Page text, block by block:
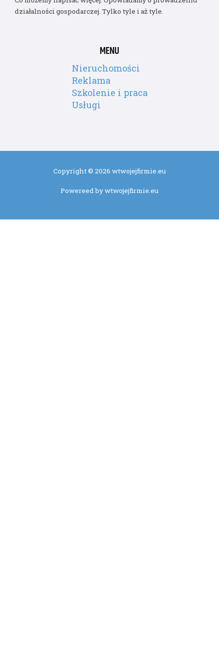
działalności gospodarczej. Tylko tyle i aż tyle.
MENU
Nieruchomości
Reklama
Szkolenie i praca
Usługi
Copyright © 2026 wtwojejfirmie.eu
Powereed by wtwojejfirmie.eu